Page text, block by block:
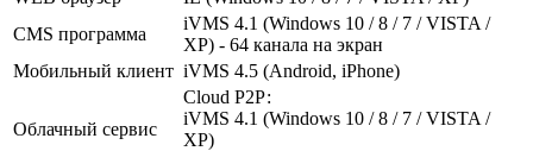
CMS программа
iVMS 4.1 (Windows 10 / 8 / 7 / VISTA /
XP) - 64 канала на экран
Мобильный клиент iVMS 4.5 (Android, iPhone)
Облачный сервис
Cloud Р2Р:
iVMS 4.1 (Windows 10 / 8 / 7 / VISTA /
XP)